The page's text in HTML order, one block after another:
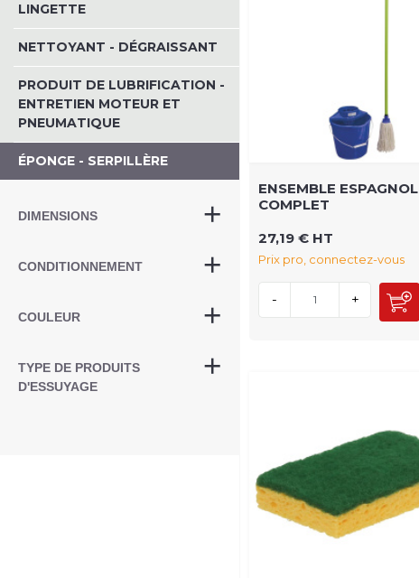
LINGETTE
NETTOYANT - DÉGRAISSANT
PRODUIT DE LUBRIFICATION -
ENTRETIEN MOTEUR ET
PNEUMATIQUE
ÉPONGE - SERPILLÈRE
DIMENSIONS
CONDITIONNEMENT
COULEUR
TYPE DE PRODUITS
D'ESSUYAGE
ENSEMBLE ESPAGNOL
COMPLET
27,19 € HT
Prix pro, connectez-vous
- +